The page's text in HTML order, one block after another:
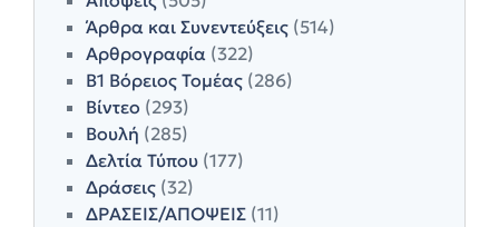
Άρθρα και Συνεντεύξεις (514)
Αρθρογραφία (322)
Β1 Βόρειος Τομέας (286)
Βίντεο (293)
Βουλή (285)
Δελτία Τύπου (177)
Δράσεις (32)
ΔΡΑΣΕΙΣ/ΑΠΟΨΕΙΣ (11)